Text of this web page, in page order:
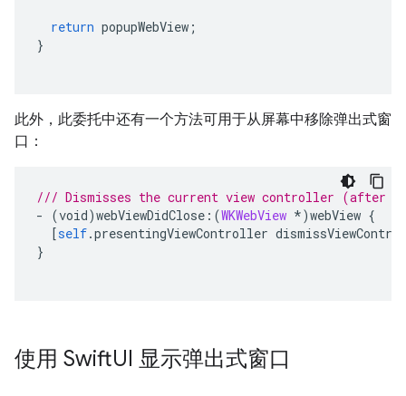
return popupWebView ;
}
此外，此委托中还有一个方法可用于从屏幕中移除弹出式窗
口：
/// Dismisses the current view controller (after
-
(void)webViewDidClose :(WKWebView *)webView {
[self.presentingViewController
}
使用 SwiftUI 显示弹出式窗口